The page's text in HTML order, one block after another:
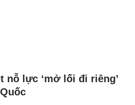
nỗ lực ‘mở lối đi riêng’